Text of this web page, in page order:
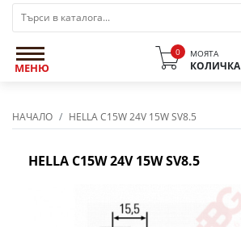
МЕНЮ
0 МОЯТА
КОЛИЧКА
НАЧАЛО HELLA C15W 24V 15W SV8.5
HELLA C15W 24V 15W SV8.5